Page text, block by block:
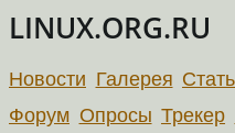
LINUX.ORG.RU
Новости Галерея
Форум Опросы Трекер